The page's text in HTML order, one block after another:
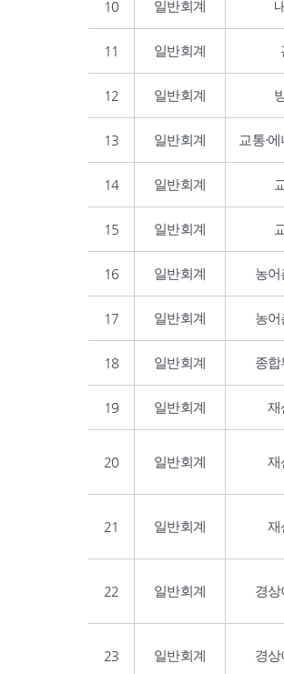
10 일반회계
11 일반회계
12 일반회계
13 일반회계 교통·
14 일반회계
15 일반회계
16 일반회계 농어
17 일반회계 농어
18 일반회계 종합
19 일반회계 재
20 일반회계 재
21 일반회계 재
22 일반회계 경상
23 일반회계 경상